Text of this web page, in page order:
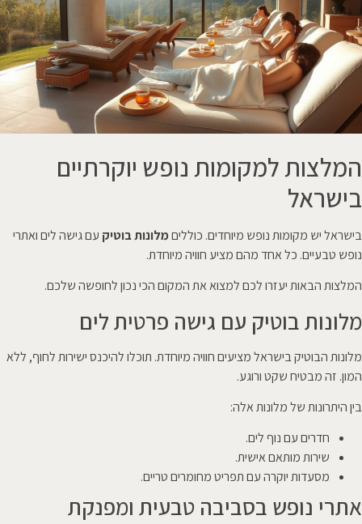
המלצות למקומות נופש יוקרתיים
בישראל
בישראל יש מקומות נופש מיוחדים. כולליםמלונות בוטיק עם גישה לים ואתרי
נופש טבעיים. כל אחד מהם מציע חוויה מיוחדת.
המלצות הבאות יעזרו לכם למצוא את המקום הכי נכון לחופשה שלכם.
מלונות בוטיק עם גישה פרטית לים
מלונות הבוטיק בישראל מציעים חוויה מיוחדת. תוכלו להיכנס ישירות לחוף, ללא
המון. זה מבטיח שקט ורוגע.
בין היתרונות של מלונות אלה:
חדרים עם נוף לים.
שירות מותאם אישית.
מסעדות יוקרה עם תפריט מחומרים טריים.
אתרי נופש בסביבה טבעית ומפנקת